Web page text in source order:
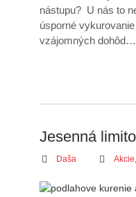
nástupu? U nás to
úsporné
vzájomných dohôd…
Jesenná
Daša Akcie,